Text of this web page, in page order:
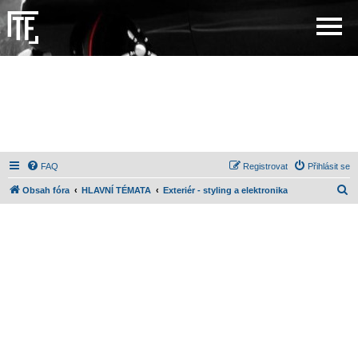
FAQ Přihlásit se
Registrovat
Obsah fóra HLAVNÍ TÉMATA Exteriér - styling a elektronika